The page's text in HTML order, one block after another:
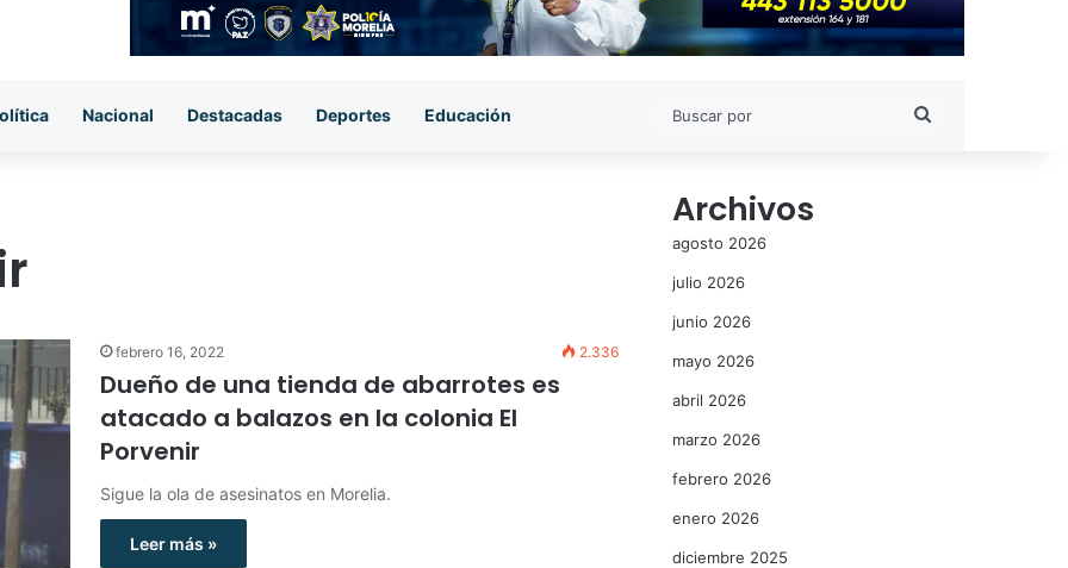
Nacional Destacadas Deportes Educación
febrero 16, 2022 2.336
Dueño de una tienda de abarrotes es
atacado a balazos en la colonia El
Porvenir
Sigue la ola de asesinatos en Morelia.
Leer más »
Archivos
agosto 2026
julio 2026
junio 2026
mayo 2026
abril 2026
marzo 2026
febrero 2026
enero 2026
diciembre 2025